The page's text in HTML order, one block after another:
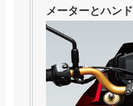
メーターとハン